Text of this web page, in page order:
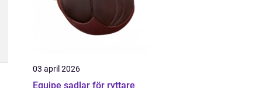
03 april 2026
Equipe sadlar för ryttare